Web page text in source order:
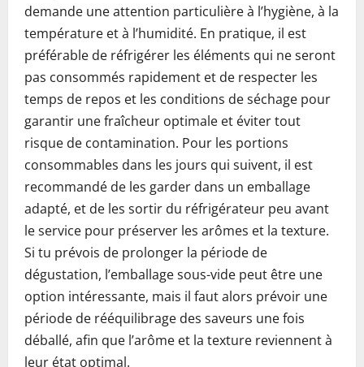
demande une attention particulière à l’hygiène, à la
température et à l’humidité. En pratique, il est
préférable de réfrigérer les éléments qui ne seront
pas consommés rapidement et de respecter les
temps de repos et les conditions de séchage pour
garantir une fraîcheur optimale et éviter tout
risque de contamination. Pour les portions
consommables dans les jours qui suivent, il est
recommandé de les garder dans un emballage
adapté, et de les sortir du réfrigérateur peu avant
le service pour préserver les arômes et la texture.
Si tu prévois de prolonger la période de
dégustation, l’emballage sous-vide peut être une
option intéressante, mais il faut alors prévoir une
période de rééquilibrage des saveurs une fois
déballé, afin que l’arôme et la texture reviennent à
leur état optimal.